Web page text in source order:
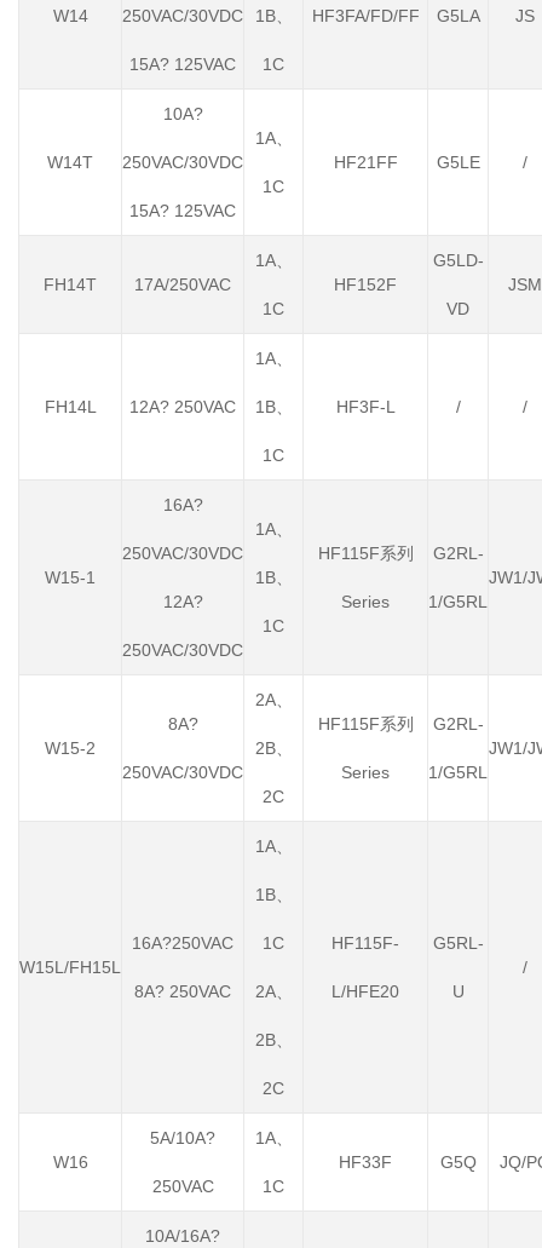
W14 250VAC/30VDC
15A? 125VAC
1B、
1C
HF3FA/FD/FF G5LA JS
W14T
10A?
250VAC/30VDC
15A? 125VAC
1A、
1C
HF21FF G5LE /
FH14T 17A/250VAC
1A、
1C
HF152F
G5LD-
VD
JSM
FH14L 12A? 250VAC
1A、
1B、
1C
HF3F-L / /
W15-1
16A?
250VAC/30VDC
12A?
250VAC/30VDC
1A、
1B、
1C
HF115F系列
Series
G2RL-
1/G5RL
JW1/
W15-2
8A?
250VAC/30VDC
2A、
2B、
2C
HF115F系列
Series
G2RL-
1/G5RL
JW1/
W15L/FH15L
16A?250VAC
8A? 250VAC
1A、
1B、
1C
2A、
2B、
2C
HF115F-
L/HFE20
G5RL-
U
/
W16
5A/10A?
250VAC
1A、
1C
HF33F G5Q JQ/
10A/16A?